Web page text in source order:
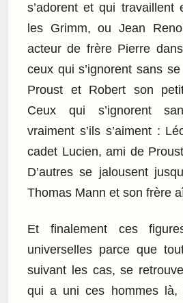
s’adorent et qui travaillent
les Grimm, ou Jean
acteur de frère Pierre
ceux qui s’ignorent sans
Proust et Robert son
Ceux qui s’ignorent
vraiment s’ils s’aiment :
cadet Lucien, ami de
D’autres se jalousent
Thomas Mann et son frère
Et finalement ces
universelles parce que
suivant les cas, se
qui a uni ces hommes là,